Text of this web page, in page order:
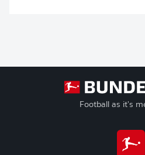
Football as it's